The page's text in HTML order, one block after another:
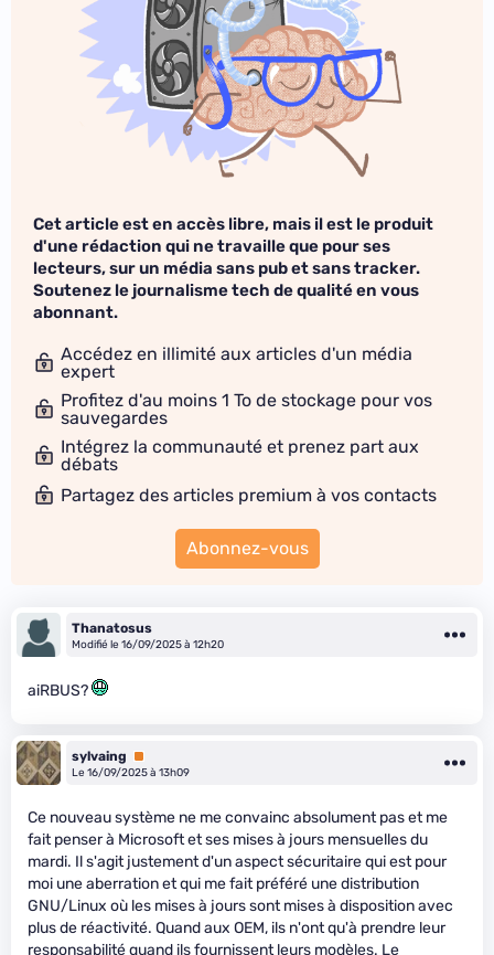
Cet article est en accès libre, mais il est le produit
d'une rédaction qui ne travaille que pour ses
lecteurs, sur un média sans pub et sans tracker.
Soutenez le journalisme tech de qualité en vous
abonnant.
Accédez en illimité aux articles d'un média
expert
Profitez d'au moins 1 To de stockage pour vos
sauvegardes
Intégrez la communauté et prenez part aux
débats
Partagez des articles premium à vos contacts
Abonnez-vous
Thanatosus
Modifié le 16/09/2025 à 12h20
aiRBUS?
sylvaing
Premium
Le 16/09/2025 à 13h09
Ce nouveau système ne me convainc absolument pas et me
fait penser à Microsoft et ses mises à jours mensuelles du
mardi. Il s'agit justement d'un aspect sécuritaire qui est pour
moi une aberration et qui me fait préféré une distribution
GNU/Linux où les mises à jours sont mises à disposition avec
plus de réactivité. Quand aux OEM, ils n'ont qu'à prendre leur
responsabilité quand ils fournissent leurs modèles. Le